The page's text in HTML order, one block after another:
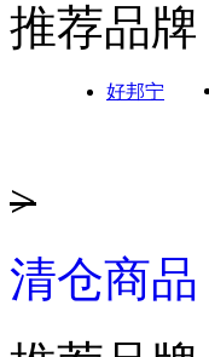
推荐品牌
好邦宁
>
清仓商品